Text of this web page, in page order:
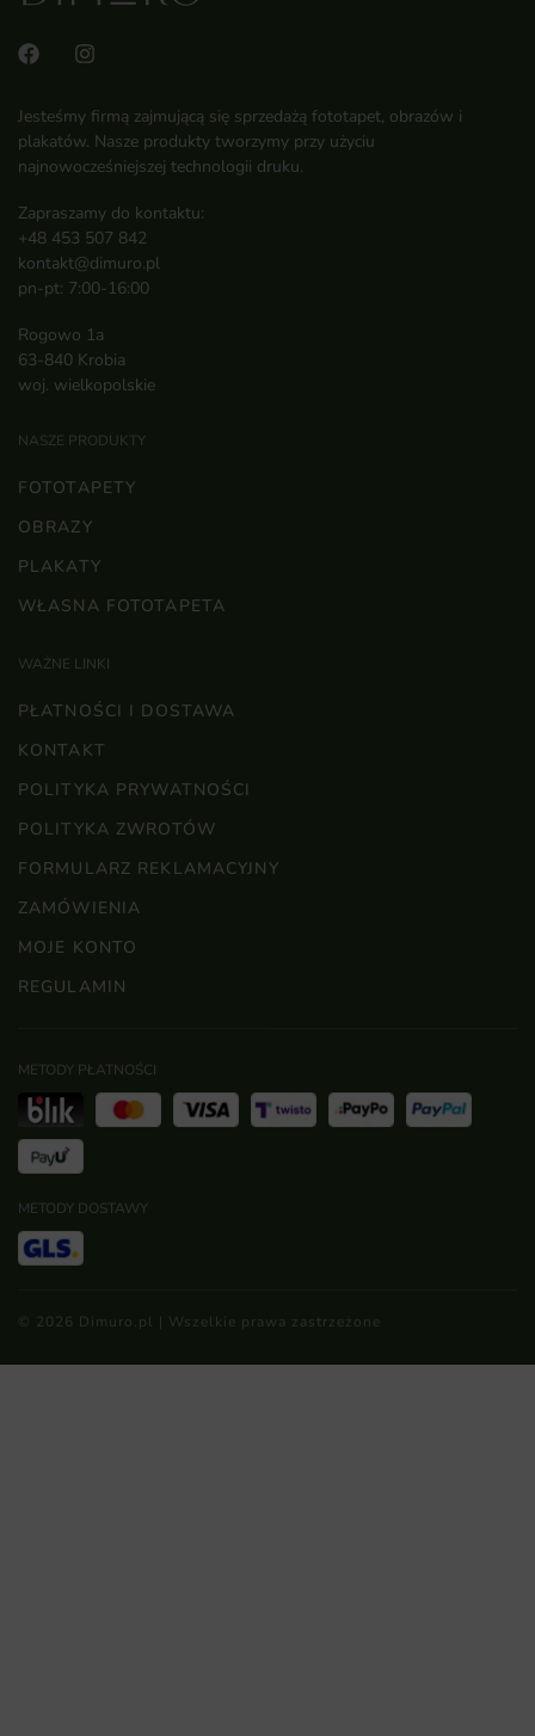
Jesteśmy firmą zajmującą się sprzedażą fototapet, obrazów i
plakatów. Nasze produkty tworzymy przy użyciu
najnowocześniejszej technologii druku.
Zapraszamy do kontaktu:
+48 453 507 842
kontakt@dimuro.pl
pn-pt: 7:00-16:00
Rogowo 1a
63-840 Krobia
woj. wielkopolskie
NASZE PRODUKTY
FOTOTAPETY
OBRAZY
PLAKATY
WŁASNA FOTOTAPETA
WAŻNE LINKI
PŁATNOŚCI I DOSTAWA
KONTAKT
POLITYKA PRYWATNOŚCI
POLITYKA ZWROTÓW
FORMULARZ REKLAMACYJNY
ZAMÓWIENIA
MOJE KONTO
REGULAMIN
METODY PŁATNOŚCI
METODY DOSTAWY
© 2026 Dimuro.pl | Wszelkie prawa zastrzeżone